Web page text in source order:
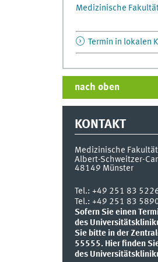
Medizinische
Termin in lokalen
nach oben
KONTAKT
Medizinische
Albert-Schweitzer-
48149 Münster
Tel.: +49 251 83
Tel.: +49 251 83
Sofern Sie einen
des
Sie bitte in der
55555. Hier finden
des